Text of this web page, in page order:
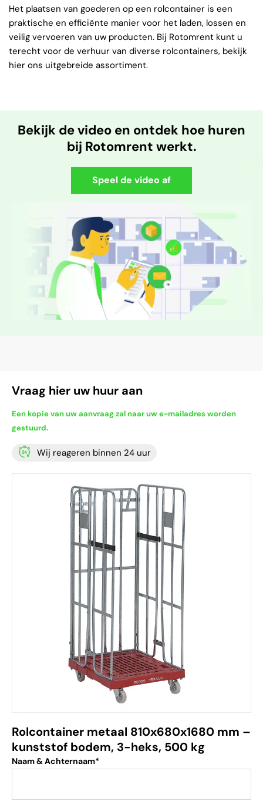
Het plaatsen van goederen op een rolcontainer is een
praktische en efficiënte manier voor het laden, lossen en
veilig vervoeren van uw producten. Bij Rotomrent kunt u
terecht voor de verhuur van diverse rolcontainers, bekijk
hier ons uitgebreide assortiment.
Bekijk de video en ontdek hoe huren
bij Rotomrent werkt.
Speel de video af
Vraag hier uw huur aan
Een kopie van uw aanvraag zal naar uw e-mailadres worden
gestuurd.
Wij reageren binnen 24 uur
Rolcontainer metaal 810x680x1680 mm –
kunststof bodem, 3-heks, 500 kg
Naam & Achternaam*